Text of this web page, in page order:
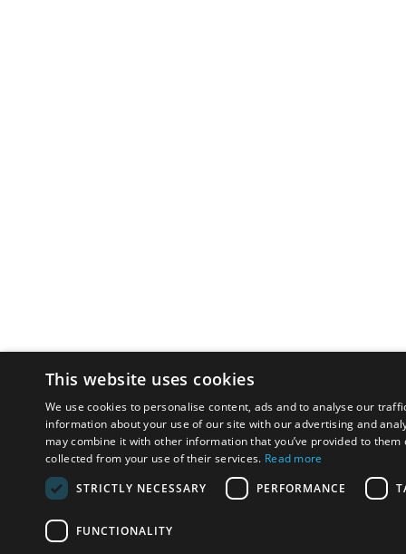
This website uses cookies
We use cookies to personalise content, ads and to analyse our
information about your use of our site with our advertising and
may combine it with other information that you’ve provided to them
collected from your use of their services. Read more
STRICTLY NECESSARY
PERFORMANCE
FUNCTIONALITY